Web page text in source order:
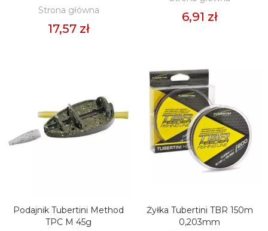
Strona główna
17,57 zł
6,91 zł
DODAJ DO KOSZYKA
Podajnik Tubertini Method
TPC M 45g
DODAJ DO KOSZYKA
Żyłka Tubertini TBR 150m
0,203mm